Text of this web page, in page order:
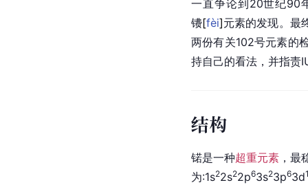
一直争论到20世纪90
镄[fèi]元素的发现。最
两份有关102号元素的
持自己的看法，并指责
结构
锘是一种超重元素 ，最
为:1s22s22p63s23p63d